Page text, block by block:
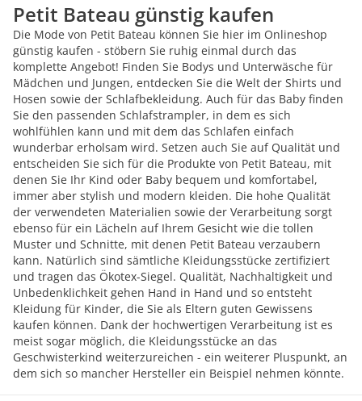
Petit Bateau günstig kaufen
Die Mode von Petit Bateau können Sie hier im Onlineshop
günstig kaufen - stöbern Sie ruhig einmal durch das
komplette Angebot! Finden Sie Bodys und Unterwäsche für
Mädchen und Jungen, entdecken Sie die Welt der Shirts und
Hosen sowie der Schlafbekleidung. Auch für das Baby finden
Sie den passenden Schlafstrampler, in dem es sich
wohlfühlen kann und mit dem das Schlafen einfach
wunderbar erholsam wird. Setzen auch Sie auf Qualität und
entscheiden Sie sich für die Produkte von Petit Bateau, mit
denen Sie Ihr Kind oder Baby bequem und komfortabel,
immer aber stylish und modern kleiden. Die hohe Qualität
der verwendeten Materialien sowie der Verarbeitung sorgt
ebenso für ein Lächeln auf Ihrem Gesicht wie die tollen
Muster und Schnitte, mit denen Petit Bateau verzaubern
kann. Natürlich sind sämtliche Kleidungsstücke zertifiziert
und tragen das Ökotex-Siegel. Qualität, Nachhaltigkeit und
Unbedenklichkeit gehen Hand in Hand und so entsteht
Kleidung für Kinder, die Sie als Eltern guten Gewissens
kaufen können. Dank der hochwertigen Verarbeitung ist es
meist sogar möglich, die Kleidungsstücke an das
Geschwisterkind weiterzureichen - ein weiterer Pluspunkt, an
dem sich so mancher Hersteller ein Beispiel nehmen könnte.